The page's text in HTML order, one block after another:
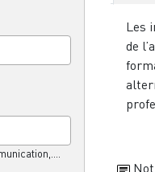
Les
de